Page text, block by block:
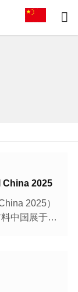
China 2025
2025）
中国展于6
将汇聚于